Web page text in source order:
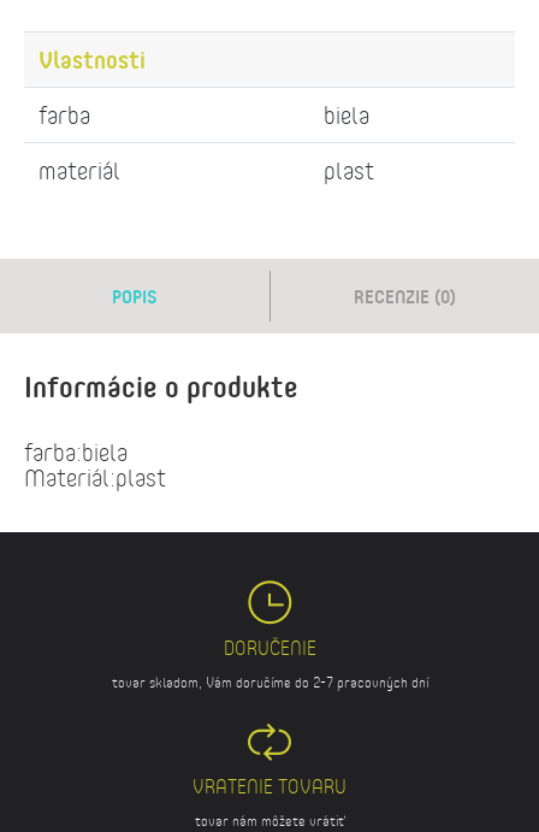
Vlastnosti
farba
biela
materiál
plast
POPIS RECENZIE (0)
Informácie o produkte
farba:biela
Materiál:plast
DORUČENIE
tovar skladom, Vám doručíme do 2-7 pracovných dní
VRATENIE TOVARU
tovar nám môžete vrátiť